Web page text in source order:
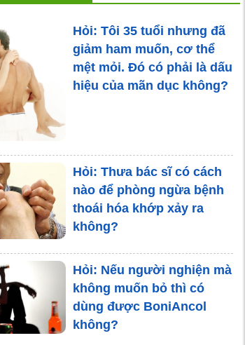
Trụ cột gia đình, mình cần
gan khỏe
Hỏi: Tôi 35 tuổi nhưng đã
giảm ham muốn, cơ thể
mệt mỏi. Đó có phải là dấu
hiệu của mãn dục không?
Hỏi: Thưa bác sĩ có cách
nào để phòng ngừa bệnh
thoái hóa khớp xảy ra
không?
Hỏi: Nếu người nghiện mà
không muốn bỏ thì có
dùng được BoniAncol
không?